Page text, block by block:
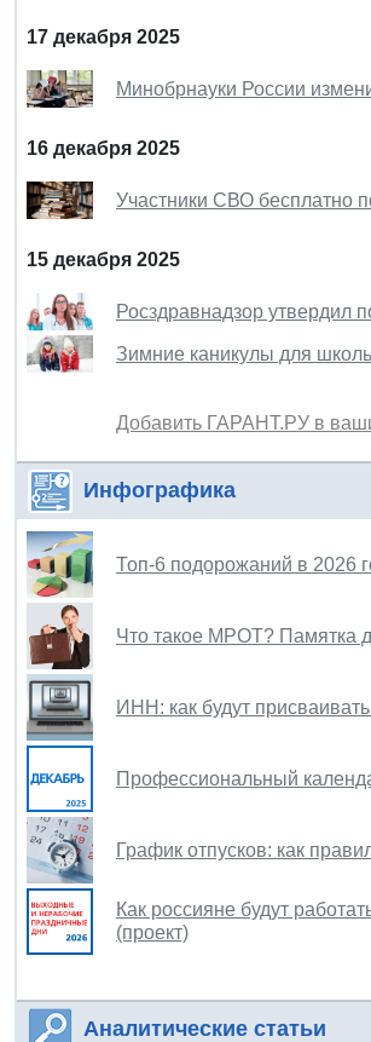
17 декабря 2025
Минобрнауки России
16 декабря 2025
Участники СВО бесплатно
15 декабря 2025
Росздравнадзор утвердил
Зимние каникулы для
Добавить ГАРАНТ.РУ в
Инфографика
Топ-6 подорожаний в 2026
Что такое МРОТ? Памятка
ИНН: как будут
Профессиональный
График отпусков: как
Как россияне будут
(проект)
Аналитические статьи